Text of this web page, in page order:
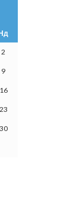
2
9
16
23
30